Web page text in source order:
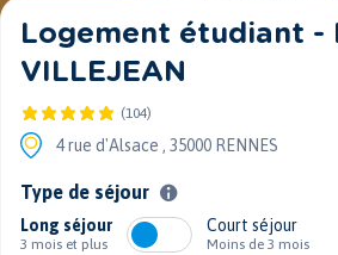
Logement étudiant -
VILLEJEAN
(104)
4 rue d'Alsace ,35000 RENNES
Type de séjour
Long séjour
3 mois et plus
Court séjour
Moins de 3 mois